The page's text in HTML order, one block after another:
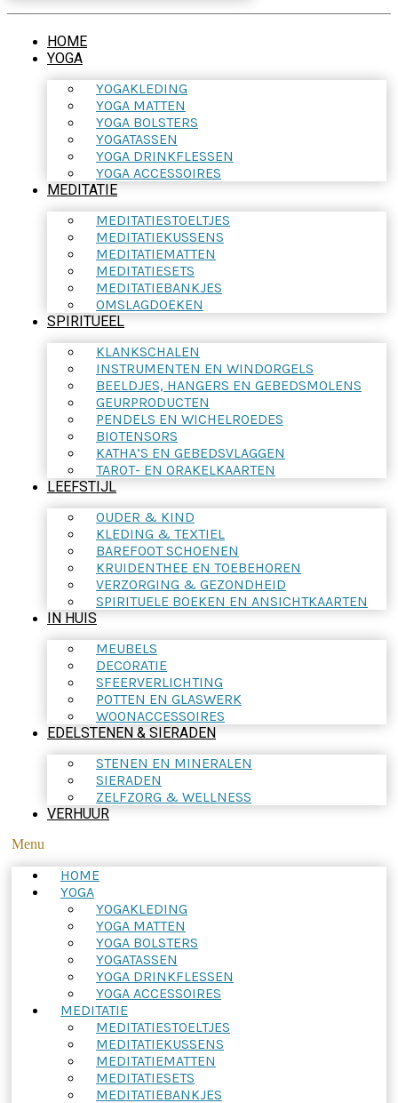
HOME
YOGA
YOGAKLEDING
YOGA MATTEN
YOGA BOLSTERS
YOGATASSEN
YOGA DRINKFLESSEN
YOGA ACCESSOIRES
MEDITATIE
MEDITATIESTOELTJES
MEDITATIEKUSSENS
MEDITATIEMATTEN
MEDITATIESETS
MEDITATIEBANKJES
OMSLAGDOEKEN
SPIRITUEEL
KLANKSCHALEN
INSTRUMENTEN EN WINDORGELS
BEELDJES, HANGERS EN GEBEDSMOLENS
GEURPRODUCTEN
PENDELS EN WICHELROEDES
BIOTENSORS
KATHA’S EN GEBEDSVLAGGEN
TAROT- EN ORAKELKAARTEN
LEEFSTIJL
OUDER & KIND
KLEDING & TEXTIEL
BAREFOOT SCHOENEN
KRUIDENTHEE EN TOEBEHOREN
VERZORGING & GEZONDHEID
SPIRITUELE BOEKEN EN ANSICHTKAARTEN
IN HUIS
MEUBELS
DECORATIE
SFEERVERLICHTING
POTTEN EN GLASWERK
WOONACCESSOIRES
EDELSTENEN & SIERADEN
STENEN EN MINERALEN
SIERADEN
ZELFZORG & WELLNESS
VERHUUR
Menu
HOME
YOGA
YOGAKLEDING
YOGA MATTEN
YOGA BOLSTERS
YOGATASSEN
YOGA DRINKFLESSEN
YOGA ACCESSOIRES
MEDITATIE
MEDITATIESTOELTJES
MEDITATIEKUSSENS
MEDITATIEMATTEN
MEDITATIESETS
MEDITATIEBANKJES